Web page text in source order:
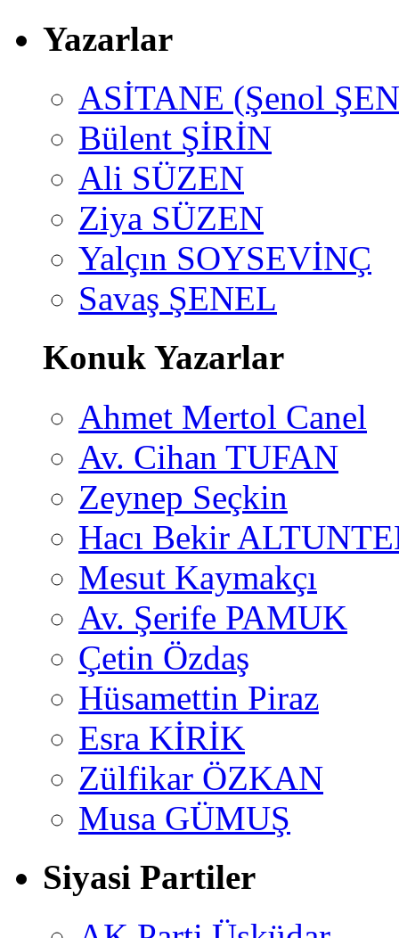
Yazarlar
ASİTANE (Şenol
Bülent ŞİRİN
Ali SÜZEN
Ziya SÜZEN
Yalçın SOYSEVİNÇ
Savaş ŞENEL
Konuk Yazarlar
Ahmet Mertol Canel
Av. Cihan TUFAN
Zeynep Seçkin
Hacı Bekir
Mesut Kaymakçı
Av. Şerife PAMUK
Çetin Özdaş
Hüsamettin Piraz
Esra KİRİK
Zülfikar ÖZKAN
Musa GÜMUŞ
Siyasi Partiler